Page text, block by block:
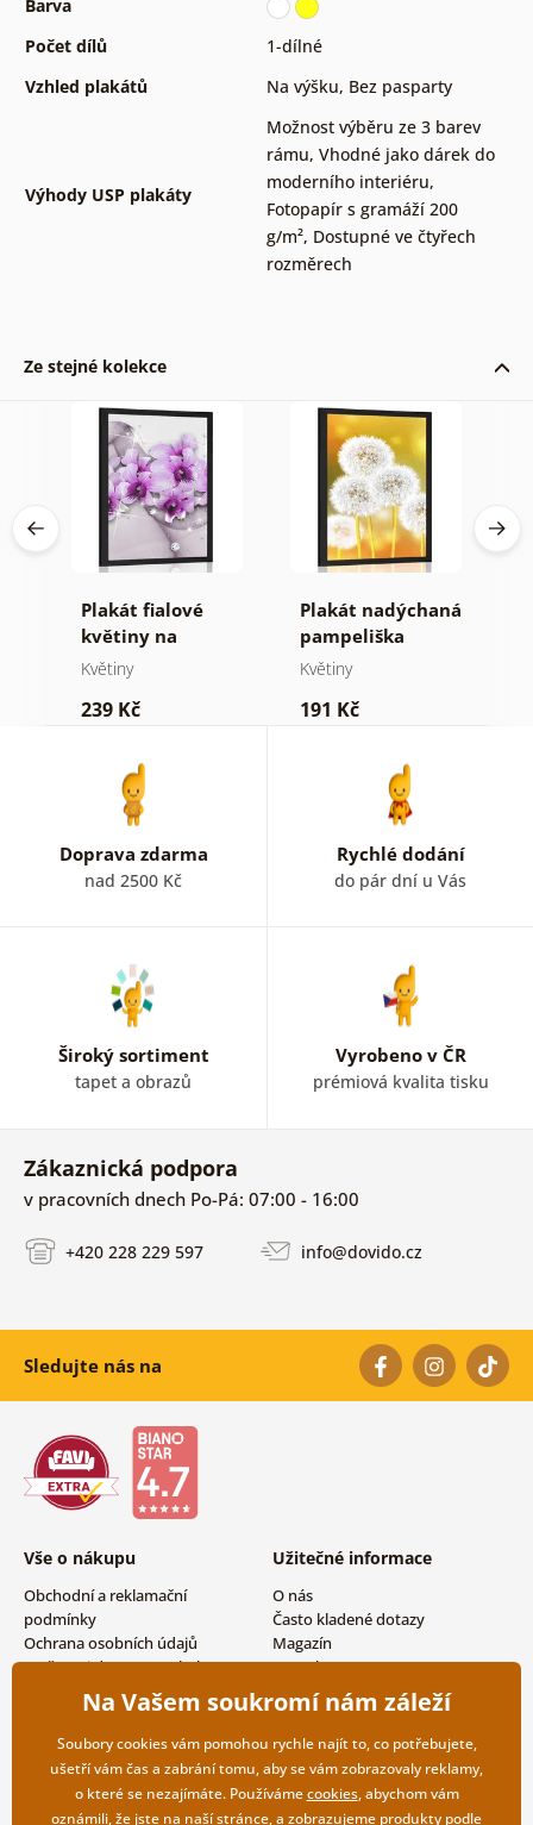
Barva
Počet dílů
1-dílné
Vzhled plakátů
Na výšku, Bez pasparty
Výhody USP plakáty
Možnost výběru ze 3 barev
rámu, Vhodné jako dárek do
moderního interiéru,
Fotopapír s gramáží 200
g/m², Dostupné ve čtyřech
rozměrech
Ze stejné kolekce
Plakát fialové
květiny na
abstraktním
Květiny
239 Kč
Plakát nadýchaná
pampeliška
Květiny
191 Kč
Doprava zdarma
nad 2500 Kč
Rychlé dodání
do pár dní u Vás
Široký sortiment
tapet a obrazů
Vyrobeno v ČR
prémiová kvalita tisku
Zákaznická podpora
v pracovních dnech Po-Pá: 07:00 - 16:00
+420 228 229 597 info@dovido.cz
Sledujte nás na
Vše o nákupu
Obchodní a reklamační
podmínky
Ochrana osobních údajů
Možnosti dopravy a platby
Vrácení zboží
Užitečné informace
O nás
Často kladené dotazy
Magazín
Kontakty
Velkoobchodní spolupráce
Na Vašem soukromí nám záleží
Soubory cookies vám pomohou rychle najít to, co potřebujete,
ušetří vám čas a zabrání tomu, aby se vám zobrazovaly reklamy,
o které se nezajímáte. Používámecookies, abychom vám
oznámili, že jste na naší stránce, a zobrazujeme produkty podle